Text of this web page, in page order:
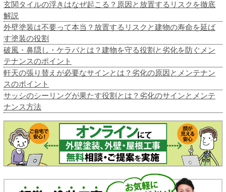
玄関タイルの浮きはなぜ起こる？原因と放置するリスクを徹底
解説
外壁塗装は不要って本当？放置するリスクと建物の寿命を延ば
す塗装の役割
破風・鼻隠し・ケラバとは？建物を守る役割と劣化を防ぐメン
テナンスのポイント
軒天の張り替えが必要なサインとは？劣化の原因とメンテナン
スのポイント
サッシのシーリングが果たす役割とは？劣化のサインとメンテ
ナンス方法